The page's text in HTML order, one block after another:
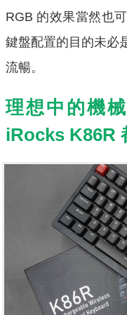
RGB 的效果當然也
鍵盤配置的目的未必
流暢。
理想中的機
iRocks K86R